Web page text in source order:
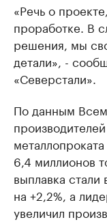
«Речь о
проработке. В
решения, мы
детали», -
«Северстали».
По данным
6,4 миллионов
выплавка стали
на +2,2%, а
увеличил